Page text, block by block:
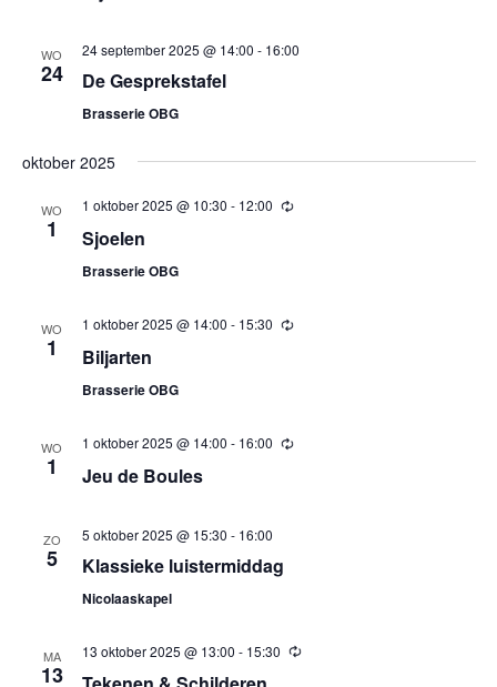
WO
24
24 september 2025 @ 14:00 - 16:00
De Gesprekstafel
Brasserie OBG
oktober 2025
WO
1
1 oktober 2025 @ 10:30 - 12:00 Terugkerend
Sjoelen
Brasserie OBG
WO
1
1 oktober 2025 @ 14:00 - 15:30 Terugkerend
Biljarten
Brasserie OBG
WO
1
1 oktober 2025 @ 14:00 - 16:00 Terugkerend
Jeu de Boules
ZO
5
5 oktober 2025 @ 15:30 - 16:00
Klassieke luistermiddag
Nicolaaskapel
MA
13
13 oktober 2025 @ 13:00 - 15:30 Terugkerend